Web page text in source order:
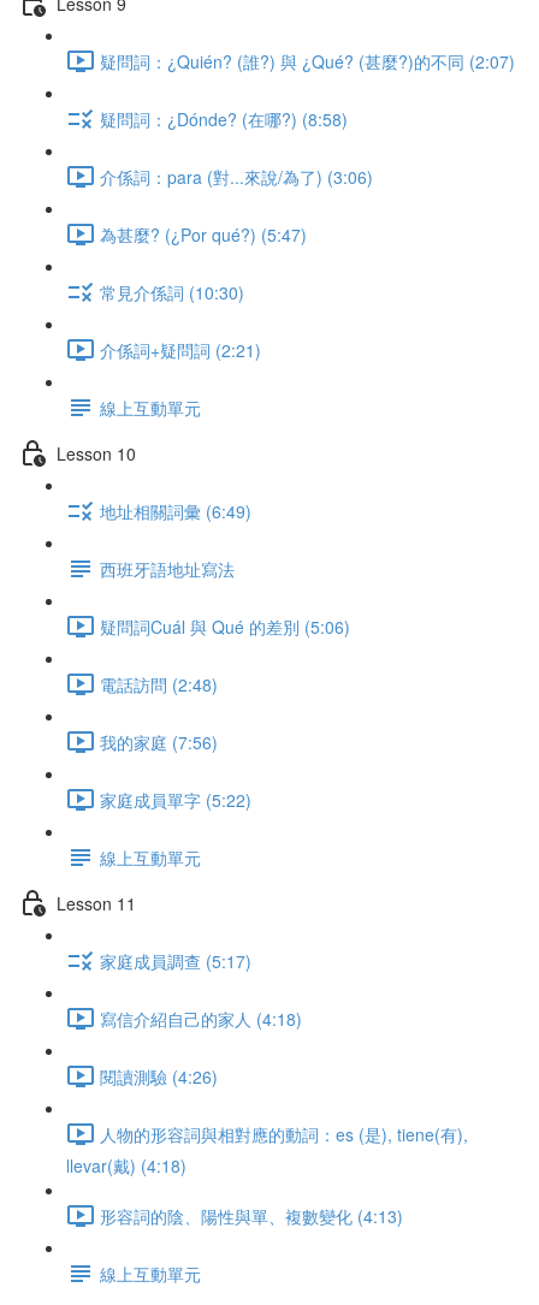
疑問詞：¿Quién? (誰?) 與 ¿Qué? (甚麼?)的不同 (2:07)
疑問詞：¿Dónde? (在哪?) (8:58)
介係詞：para (對...來說/為了) (3:06)
為甚麼? (¿Por qué?) (5:47)
常見介係詞 (10:30)
介係詞+疑問詞 (2:21)
線上互動單元
Lesson 10
地址相關詞彙 (6:49)
西班牙語地址寫法
疑問詞Cuál 與 Qué 的差別 (5:06)
電話訪問 (2:48)
我的家庭 (7:56)
家庭成員單字 (5:22)
線上互動單元
Lesson 11
家庭成員調查 (5:17)
寫信介紹自己的家人 (4:18)
閱讀測驗 (4:26)
人物的形容詞與相對應的動詞：es (是), tiene(有),
llevar(戴) (4:18)
形容詞的陰、陽性與單、複數變化 (4:13)
線上互動單元